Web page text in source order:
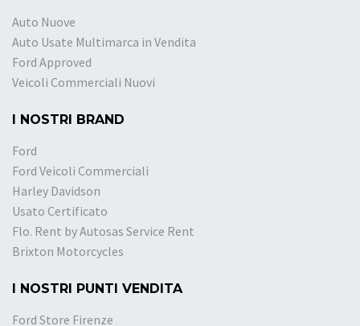
Auto Nuove
Auto Usate Multimarca in Vendita
Ford Approved
Veicoli Commerciali Nuovi
I NOSTRI BRAND
Ford
Ford Veicoli Commerciali
Harley Davidson
Usato Certificato
Flo. Rent by Autosas Service Rent
Brixton Motorcycles
I NOSTRI PUNTI VENDITA
Ford Store Firenze